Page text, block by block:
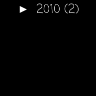
► 2010 (2)